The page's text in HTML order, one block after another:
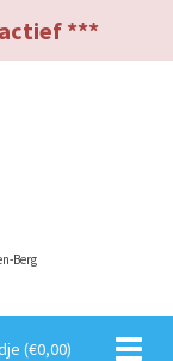
***
Berg
(€0,00)